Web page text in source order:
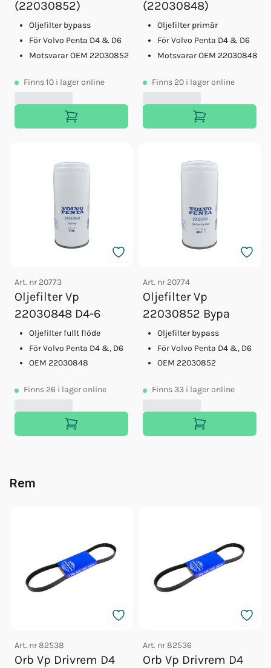
(22030852)
Oljefilter bypass
För Volvo Penta D4 & D6
Motsvarar OEM 22030852
Finns10 i lager online
(22030848)
Oljefilter primär
För Volvo Penta D4 & D6
Motsvarar OEM 22030848
Finns 20 i lager online
Art. nr 20773
Oljefilter Vp
22030848 D4-6
Oljefilter fullt flöde
För Volvo Penta D4 &, D6
OEM 22030848
Finns 26 i lager online
Art. nr 20774
Oljefilter Vp
22030852 Bypa
Oljefilter bypass
För Volvo Penta D4 &, D6
OEM 22030852
Finns 33 i lager online
Rem
Art. nr82538
Orb Vp Drivrem D4
Art. nr82536
Orb Vp Drivrem D4